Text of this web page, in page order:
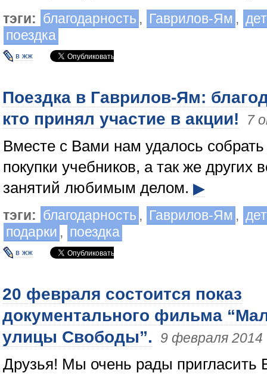
тэги: благодарность , Гаврилов-Ям ,
поездка
в жж
Поездка в Гаврилов-Ям:
кто принял участие в акции!
7
Вместе с Вами нам удалось собрать
покупки учебников, а так же других
занятий любимым делом. ▶
тэги: благодарность , Гаврилов-Ям ,
подарки , поездка
в жж
20 февраля состоится показ
документального фильма
улицы Свободы”.
9 февраля 2014
Друзья! Мы очень рады пригласить